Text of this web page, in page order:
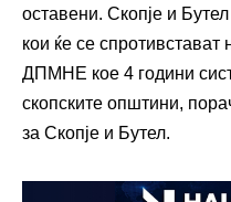
оставени. Скопје и
кои ќе се
ДПМНЕ кое 4 години
скопските општини,
за Скопје и Бутел.